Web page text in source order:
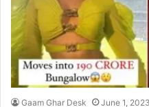
Gaam Ghar Desk June 1, 2023